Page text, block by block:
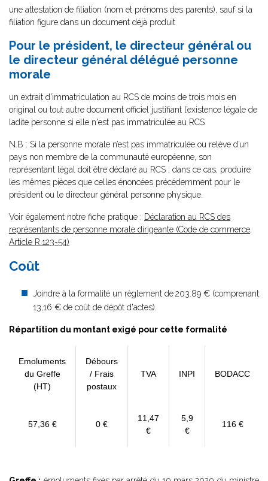
une attestation de filiation (nom et prénoms des parents), sauf si la
filiation figure dans un document déjà produit
Pour le président, le directeur général ou
le directeur général délégué personne
morale
un extrait d'immatriculation au RCS de moins de trois mois en
original ou tout autre document officiel justifiant l’existence légale de
ladite personne si elle n'est pas immatriculée au RCS
N.B : Si la personne morale n’est pas immatriculée ou relève d’un
pays non membre de la communauté européenne, son
représentant légal doit être déclaré au RCS ; dans ce cas, produire
les mêmes pièces que celles énoncées précédemment pour le
président ou le directeur général personne physique.
Voir également notre fiche pratique : Déclaration au RCS des
représentants de personne morale dirigeante (Code de commerce,
Article R.123-54)
Coût
Joindre à la formalité un règlement de203.89 € (comprenant
13,16 € de coût de dépôt d'actes).
Répartition du montant exigé pour cette formalité
Emoluments
du Greffe
(HT)
Débours
/ Frais
postaux
TVA INPI BODACC
57,36 € 0 €
11,47
€
5,9
€
116 €